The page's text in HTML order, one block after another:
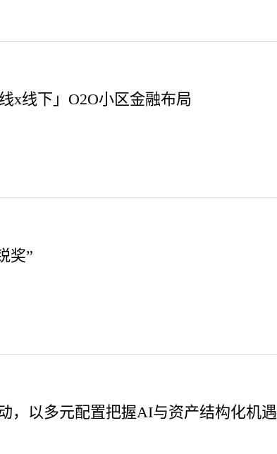
x线下」O2O小区金融布局
奖”
，以多元配置把握AI与资产结构化机遇